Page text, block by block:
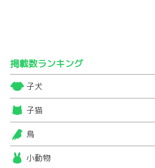
掲載数ランキング
子犬
子猫
鳥
小動物